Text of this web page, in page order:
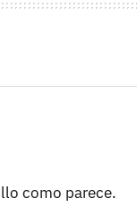
como parece.